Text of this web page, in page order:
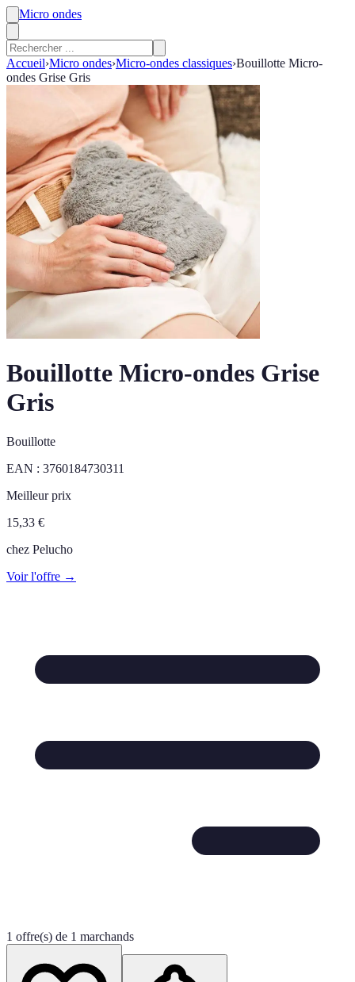
Micro ondes
Accueil›Micro ondes›Micro-ondes classiques›Bouillotte Micro-
ondes Grise Gris
Bouillotte Micro-ondes Grise
Gris
Bouillotte
EAN : 3760184730311
Meilleur prix
15,33 €
chez Pelucho
Voir l'offre →
1 offre(s) de 1 marchands